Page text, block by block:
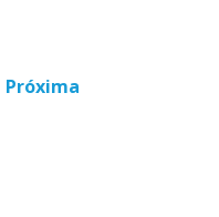
Próxima